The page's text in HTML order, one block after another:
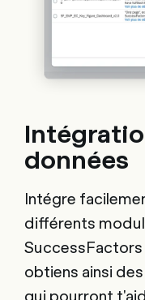
données
Intégre
différents
SuccessFactors
obtiens ainsi
qui pourront